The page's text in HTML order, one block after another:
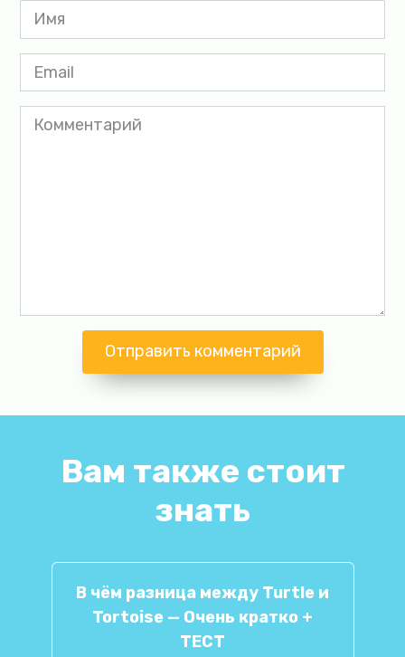
Имя
*
Email
*
Комментарий
Вам также стоит
знать
В чём разница между Turtle и
Tortoise — Очень кратко +
ТЕСТ